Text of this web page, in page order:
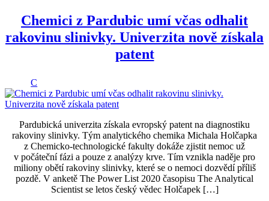
Chemici z Pardubic umí včas odhalit
rakovinu slinivky. Univerzita nově získala
patent
C
Pardubická univerzita získala evropský patent na diagnostiku
rakoviny slinivky. Tým analytického chemika Michala Holčapka
z Chemicko-technologické fakulty dokáže zjistit nemoc už
v počáteční fázi a pouze z analýzy krve. Tím vznikla naděje pro
miliony obětí rakoviny slinivky, které se o nemoci dozvědí příliš
pozdě. V anketě The Power List 2020 časopisu The Analytical
Scientist se letos český vědec Holčapek […]